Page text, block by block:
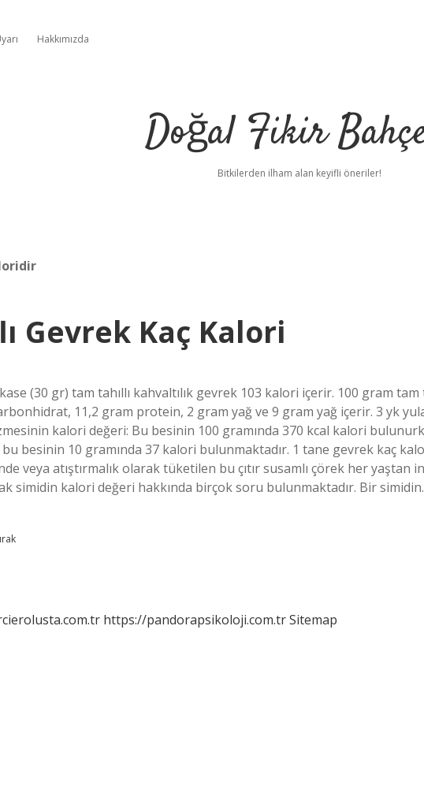
Hakkımızda
Doğal Fikir
Bitkilerden ilham alan keyifli öneriler!
Gevrek Kaç Kalori
(30 gr) tam tahıllı kahvaltılık gevrek 103 kalori içerir. 100 gram tam
11,2 gram protein, 2 gram yağ ve 9 gram yağ içerir. 3 yk
kalori değeri: Bu besinin 100 gramında 370 kcal kalori
bu besinin 10 gramında 37 kalori bulunmaktadır. 1 tane gevrek kaç
veya atıştırmalık olarak tüketilen bu çıtır susamlı çörek her yaştan
simidin kalori değeri hakkında birçok soru bulunmaktadır. Bir
https://pandorapsikoloji.com.trSitemap